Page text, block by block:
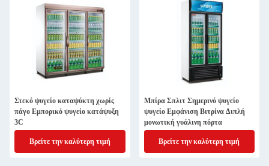
Στεκό ψυγείο καταψύκτη χωρίς
πάγο Εμπορικό ψυγείο κατάψυξη
3C
Βρείτε την καλύτερη τιμή
Μπίρα Σπλιτ Σημερινό ψυγείο
ψυγείο Εμφάνιση Βιτρίνα Διπλή
μονωτική γυάλινη πόρτα
Βρείτε την καλύτερη τιμή